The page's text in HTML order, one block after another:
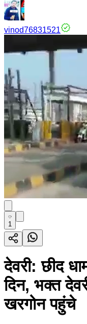
vinod76831521
1
देवरी: छीद
दिन, भक्त
खरगोन पहुंचे